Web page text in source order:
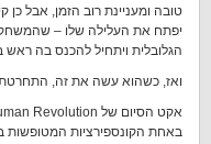
טובה ומעניינת רוב הזמן, אבל כן
יפתח את העלילה שלו – שהמשחק
הגלובלית ויתחיל להכנס בה
ואז, כשהוא עשה את זה,
אקט הסיום של Human Revolution הוא נוראי.
באחת הקונספירציות המטופשות